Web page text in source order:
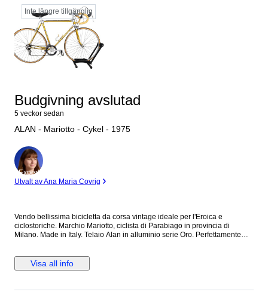
Inte längre tillgänglig
Budgivning avslutad
5 veckor sedan
ALAN - Mariotto - Cykel - 1975
Expert
Utvalt av Ana Maria Covrig
Vendo bellissima bicicletta da corsa vintage ideale per l'Eroica e
ciclostoriche. Marchio Mariotto, ciclista di Parabiago in provincia di
Milano. Made in Italy. Telaio Alan in alluminio serie Oro. Perfettamente
bellissima. Cerchi da 28". In caso di spedizione la bicicletta verrà
smontata parzialmente (cerchi, pedali, sella e tubo sella ed eventuali altri
spedizione oltre che ridurre l'impatto volumetrico in fase di spedizione.
Visa all info